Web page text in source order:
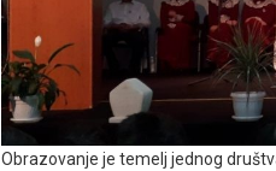
Obrazovanje je temelj jednog